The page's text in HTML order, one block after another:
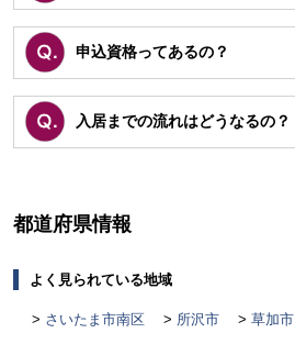
申込資格ってあるの？
入居までの流れはどうなるの？
都道府県情報
よく見られている地域
さいたま市南区 所沢市 草加市